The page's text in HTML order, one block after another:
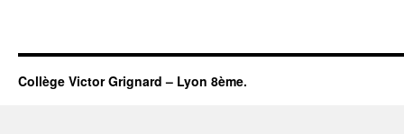
Collège Victor Grignard – Lyon 8ème.